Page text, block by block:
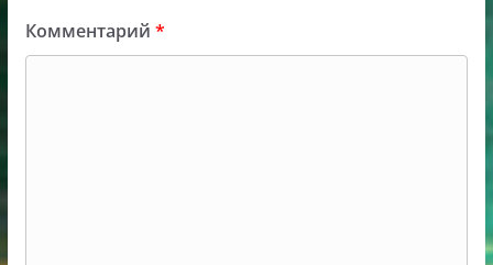
Комментарий *